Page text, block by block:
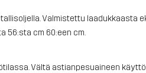
Valmistettu laadukkaasta
56:sta cm 60:een cm.
Vältä astianpesuaineen